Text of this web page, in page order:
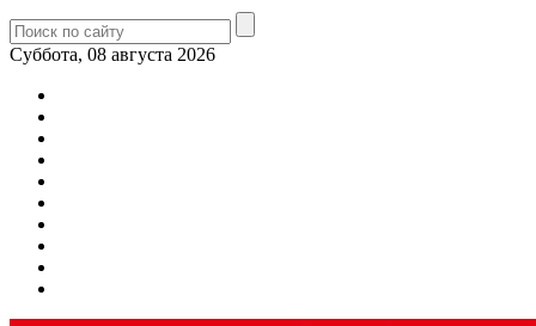
Суббота, 08 августа 2026